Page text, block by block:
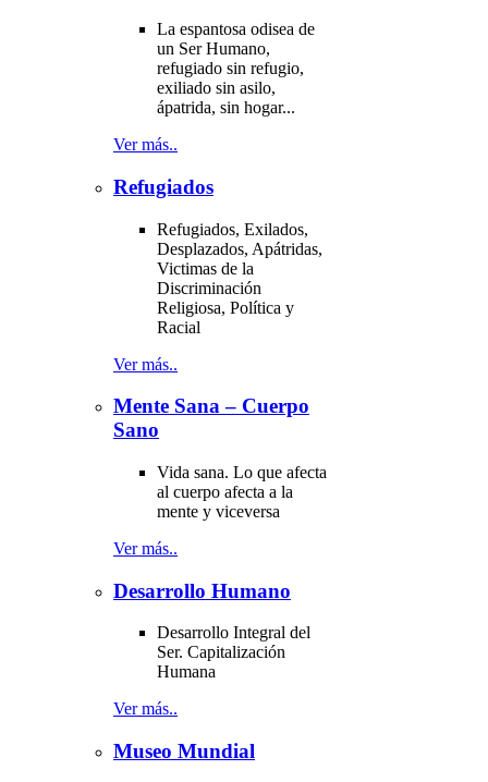
La espantosa odisea de
un Ser Humano,
refugiado sin refugio,
exiliado sin asilo,
ápatrida, sin hogar...
Ver más..
Refugiados
Refugiados, Exilados,
Desplazados, Apátridas,
Victimas de la
Discriminación
Religiosa, Política y
Racial
Ver más..
Mente Sana – Cuerpo
Sano
Vida sana. Lo que afecta
al cuerpo afecta a la
mente y viceversa
Ver más..
Desarrollo Humano
Desarrollo Integral del
Ser. Capitalización
Humana
Ver más..
Museo Mundial